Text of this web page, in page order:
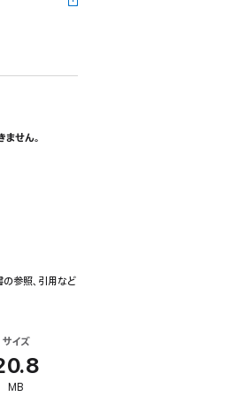
せん。
参照、引用など
サイズ
MB